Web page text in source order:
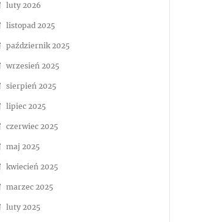
luty 2026
listopad 2025
październik 2025
wrzesień 2025
sierpień 2025
lipiec 2025
czerwiec 2025
maj 2025
kwiecień 2025
marzec 2025
luty 2025